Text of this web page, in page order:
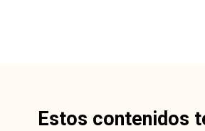
Estos contenidos